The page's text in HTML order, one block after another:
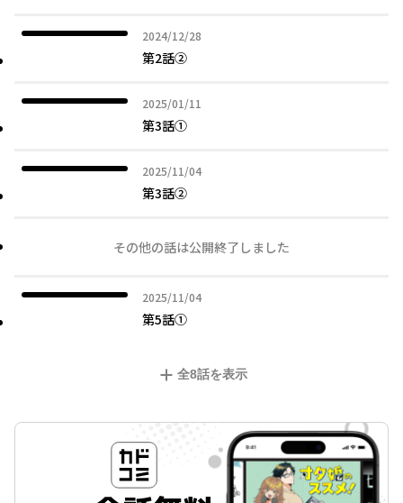
2024/12/28
2024年12月28日
第2話②
2025/01/11
2025年01月11日
第3話①
2025/11/04
2025年11月04日
第3話②
その他の話は公開終了しました
2025/11/04
2025年11月04日
第5話①
全8話を表示